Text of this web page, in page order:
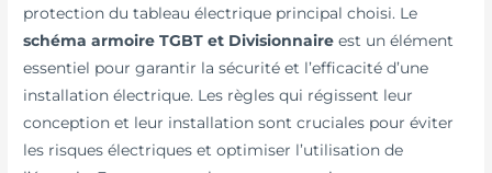
protection du tableau électrique principal choisi. Le
schéma armoire TGBT et Divisionnaire est un élément
essentiel pour garantir la sécurité et l’efficacité d’une
installation électrique. Les règles qui régissent leur
conception et leur installation sont cruciales pour éviter
les risques électriques et optimiser l’utilisation de